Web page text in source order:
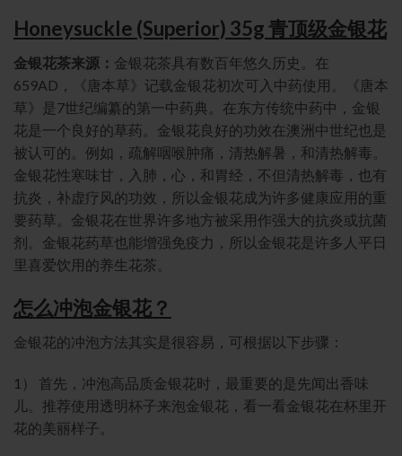
Honeysuckle (Superior) 35g 青顶级金银花
金银花茶来源： 金银花茶具有数百年悠久历史。在
659AD，《唐本草》记载金银花初次可入中药使用。《唐本
草》是7世纪编纂的第一中药典。在东方传统中药中，金银
花是一个良好的草药。金银花良好的功效在澳洲中世纪也是
被认可的。例如，疏解咽喉肿痛，清热解暑，和清热解毒。
金银花性寒味甘，入肺，心，和胃经，不但清热解毒，也有
抗炎，补虚疗风的功效，所以金银花成为许多健康应用的重
要药草。金银花在世界许多地方被采用作强大的抗炎或抗菌
剂。金银花药草也能增强免疫力，所以金银花是许多人平日
里喜爱饮用的养生花茶。
怎么冲泡金银花？
金银花的冲泡方法其实是很容易，可根据以下步骤：
1） 首先，冲泡高品质金银花时，最重要的是先闻出香味
儿。推荐使用透明杯子来泡金银花，看一看金银花在杯里开
花的美丽样子。